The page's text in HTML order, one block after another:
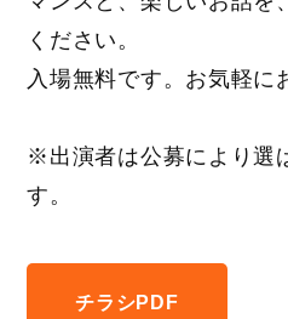
ください。
入場無料です。お気軽に
※出演者は公募により選
す。
チラシPDF